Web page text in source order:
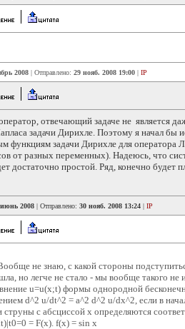
2008 | Отправлено: 29 нояб. 2008 19:00 | IP
отвечающий задаче не является
задачи Дирихле. Поэтому я начал бы
функциям задачи Дирихле для оператора
от разных переменных). Надеюсь, что
достаточно простой. Ряд, конечно будет
июнь 2008 | Отправлено: 30 нояб. 2008 13:24 | IP
не знаю, с какой стороны
но легче не стало - мы вообще такого не
u=u(x;t) формы однородной
d^2 u/dt^2 = a^2 d^2 u/dx^2, если в
с абсциссой х определяются
= F(x). f(x) = sin x